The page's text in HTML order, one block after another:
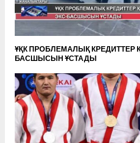
ҰҚК ПРОБЛЕМАЛЫҚ
БАСШЫСЫН ҰСТАДЫ